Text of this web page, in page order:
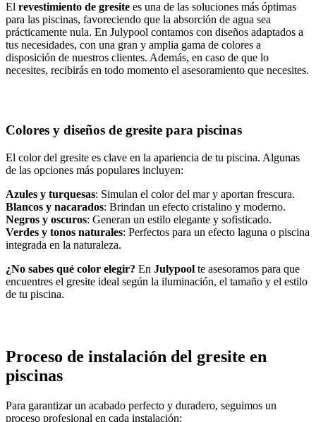
El revestimiento de gresite es una de las soluciones más óptimas
para las piscinas, favoreciendo que la absorción de agua sea
prácticamente nula. En Julypool contamos con diseños adaptados a
tus necesidades, con una gran y amplia gama de colores a
disposición de nuestros clientes. Además, en caso de que lo
necesites, recibirás en todo momento el asesoramiento que necesites.
Colores y diseños de gresite para piscinas
El color del gresite es clave en la apariencia de tu piscina. Algunas
de las opciones más populares incluyen:
Azules y turquesas: Simulan el color del mar y aportan frescura.
Blancos y nacarados: Brindan un efecto cristalino y moderno.
Negros y oscuros: Generan un estilo elegante y sofisticado.
Verdes y tonos naturales: Perfectos para un efecto laguna o piscina
integrada en la naturaleza.
¿No sabes qué color elegir? En Julypool te asesoramos para que
encuentres el gresite ideal según la iluminación, el tamaño y el estilo
de tu piscina.
Proceso de instalación del gresite en
piscinas
Para garantizar un acabado perfecto y duradero, seguimos un
proceso profesional en cada instalación: